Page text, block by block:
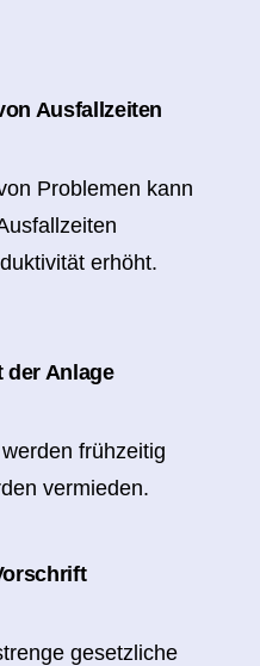
Ausfallzeiten​
Problemen kann
erhöht.​
der Anlage
frühzeitig
vermieden.
gesetzliche